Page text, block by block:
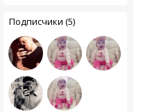
Подписчики (5)